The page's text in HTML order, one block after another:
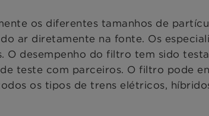
os diferentes tamanhos de
ar diretamente na fonte. Os
desempenho do filtro tem sido
teste com parceiros. O filtro pode
os tipos de trens elétricos,